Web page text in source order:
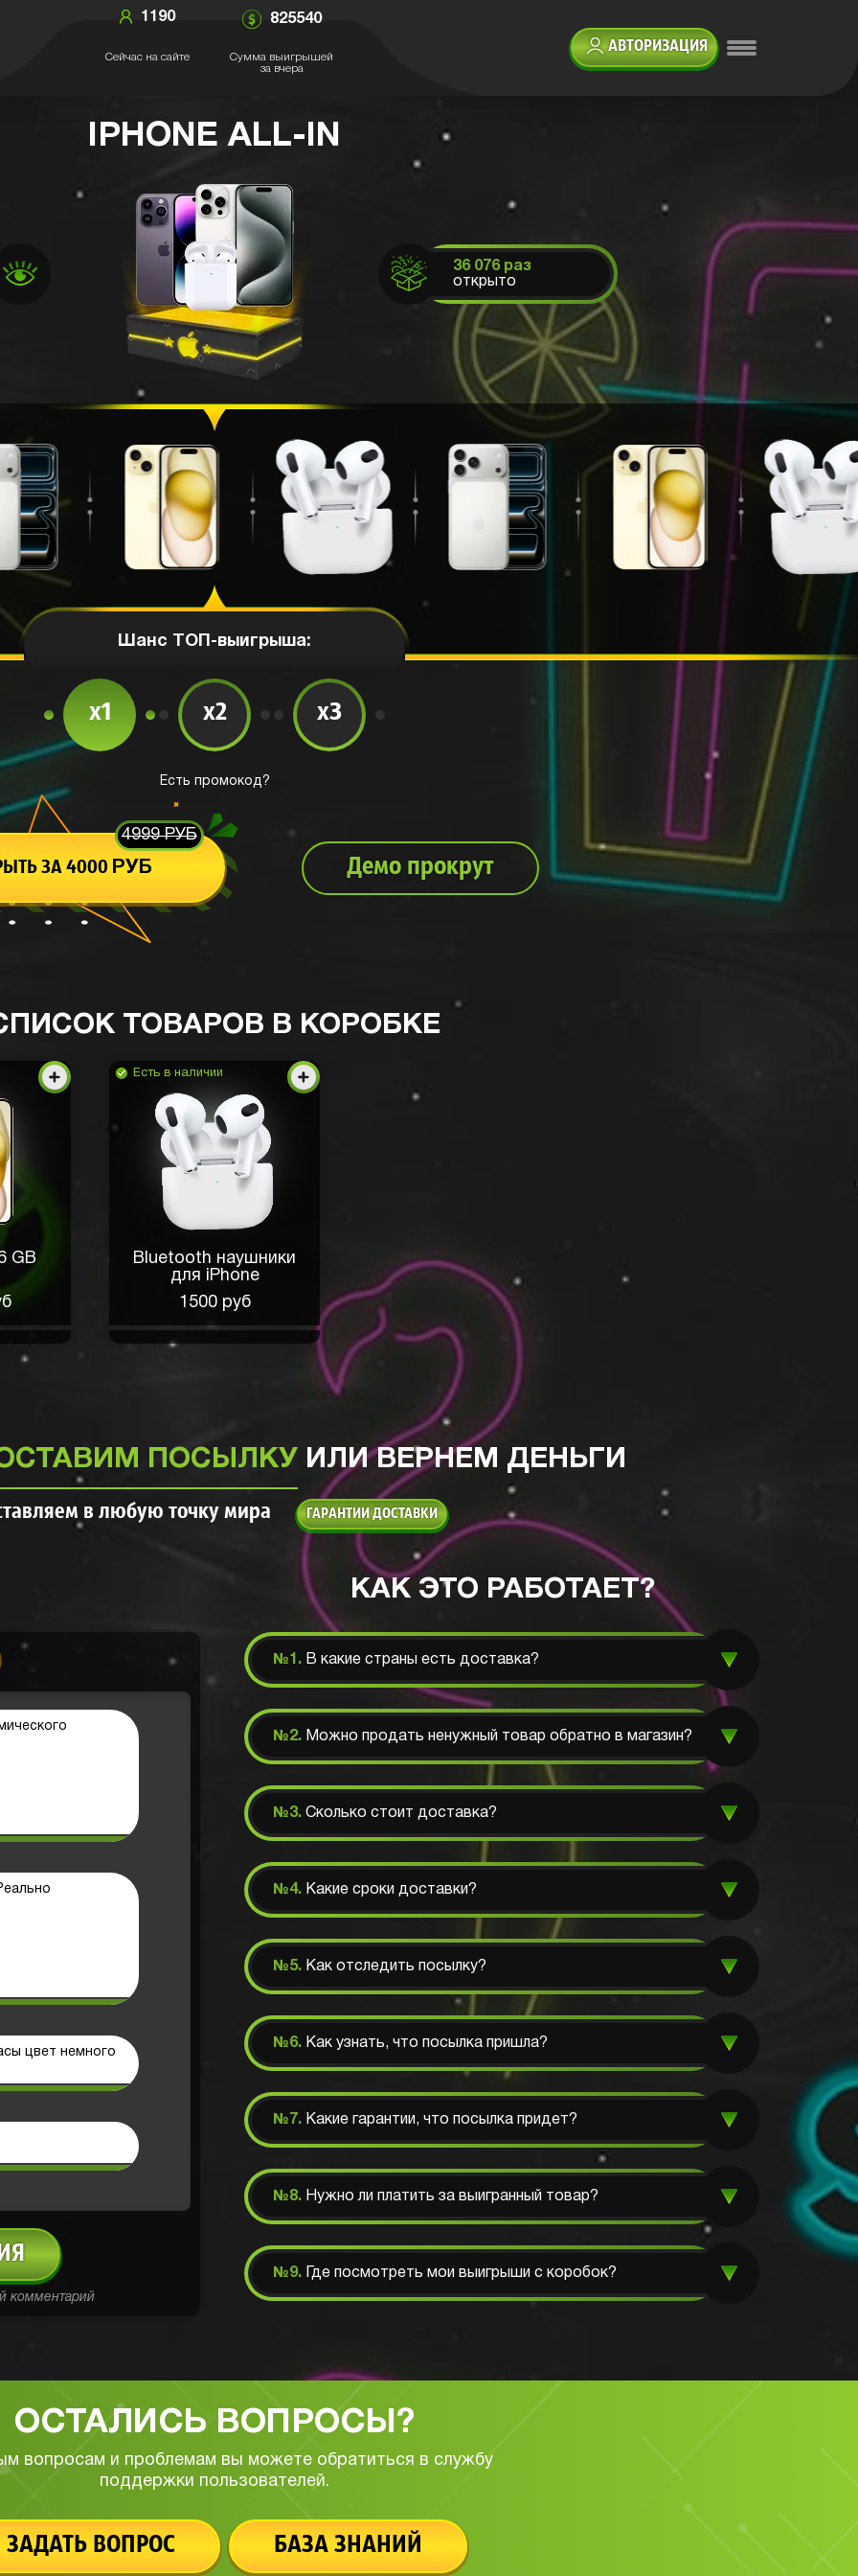
1190
Сейчас на сайте
825540
Сумма выигрышей
за вчера
АВТОРИЗАЦИЯ
IPHONE ALL-IN
36 076 раз
открыто
Шанс ТОП-выигрыша:
x1 x2 x3
Есть промокод?
ЗА
4999 РУБ
4000 РУБ Демо прокрут
ТОВАРОВ В КОРОБКЕ
GB
Есть в наличии
Bluetooth наушники
для iPhone
1500 руб
ПОСЫЛКУ ИЛИ ВЕРНЕМ ДЕНЬГИ
в любую точку мира ГАРАНТИИ ДОСТАВКИ
предметах на
видно, что это
получила часы,
Очень
цвет немного
комментарий
КАК ЭТО РАБОТАЕТ?
№1. В какие страны есть доставка?
№2. Можно продать ненужный товар обратно в магазин?
№3. Сколько стоит доставка?
№4. Какие сроки доставки?
№5. Как отследить посылку?
№6. Как узнать, что посылка пришла?
№7. Какие гарантии, что посылка придет?
№8. Нужно ли платить за выигранный товар?
№9. Где посмотреть мои выигрыши с коробок?
ОСТАЛИСЬ ВОПРОСЫ?
вопросам и проблемам вы можете обратиться в службу
поддержки пользователей.
ЗАДАТЬ ВОПРОС БАЗА ЗНАНИЙ